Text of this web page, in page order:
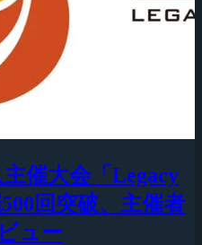
催大会「Legacy
回突破、主催者
ュー